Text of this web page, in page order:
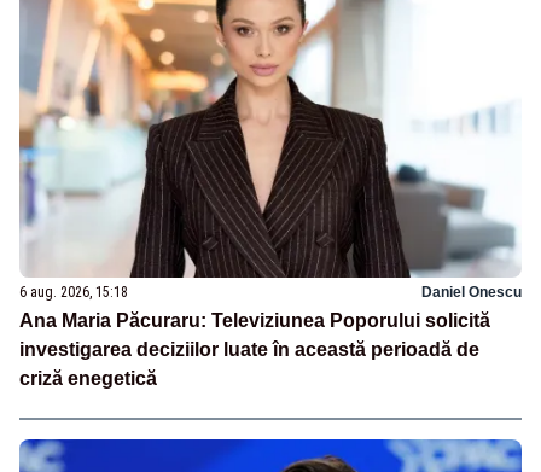
6 aug. 2026, 15:18 Daniel Onescu
Ana Maria Păcuraru: Televiziunea Poporului solicită
investigarea deciziilor luate în această perioadă de
criză enegetică